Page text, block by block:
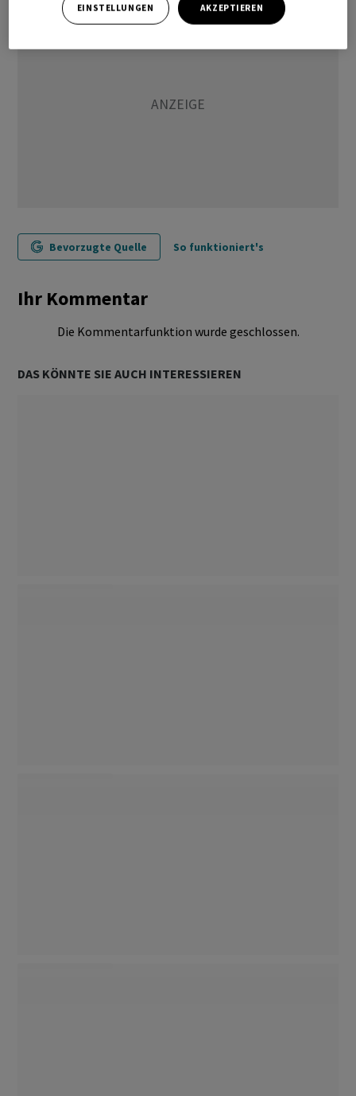
Bevorzugte Quelle So funktioniert's
Ihr Kommentar
Die Kommentarfunktion wurde geschlossen.
DAS KÖNNTE SIE AUCH INTERESSIEREN
EINSTELLUNGEN AKZEPTIEREN